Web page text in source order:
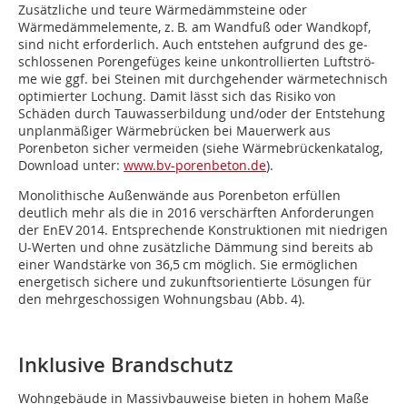
Zusätzliche und teure Wärmedämmsteine oder
Wärmedämmelemente, z. B. am Wandfuß oder Wand­kopf,
sind nicht erforderlich. Auch entstehen aufgrund des ge­
schlossenen Porengefüges keine un­kon­trollierten Luft­strö­
me wie ggf. bei Steinen mit durchgehender wärme­tech­nisch
opti­mier­ter Lochung. Damit lässt sich das Risiko von
Schäden durch Tauwasserbildung und/oder der Ent­stehung
unplanmäßiger Wärmebrücken bei Mauerwerk aus
Porenbeton sicher vermeiden (siehe Wärmebrückenkatalog,
Download unter: www.bv-porenbeton.de).
Monolithische Außenwände aus Porenbeton erfüllen
deutlich mehr als die in 2016 verschärften Anforderungen
der EnEV 2014. Entsprechende Konstruktionen mit niedrigen
U-Wer­ten und ohne zusätzliche Dämmung sind bereits ab
einer Wand­stärke von 36,5 cm möglich. Sie ermöglichen
energetisch sichere und zukunftsorientierte Lösungen für
den mehr­ge­schossigen Woh­nungsbau (Abb. 4).
Inklusive Brandschutz
Wohngebäude in Massivbauweise bieten in hohem Maße